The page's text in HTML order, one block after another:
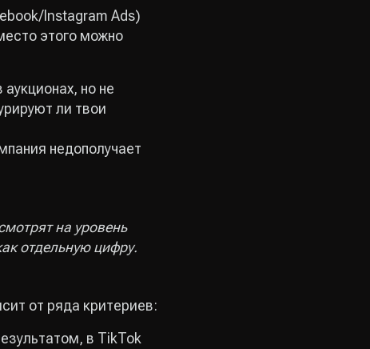
Instagram Ads)
этого можно
но не
ли твои
недополучает
на уровень
отдельную цифру.
от ряда критериев:
в TikTok